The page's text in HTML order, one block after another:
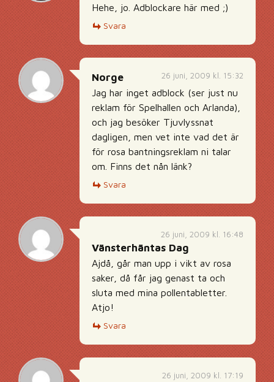
Hehe, jo. Adblockare här med ;)
Svara
26 juni, 2009 kl. 15:32
Norge
Jag har inget adblock (ser just nu
reklam för Spelhallen och Arlanda),
och jag besöker Tjuvlyssnat
dagligen, men vet inte vad det är
för rosa bantningsreklam ni talar
om. Finns det nån länk?
Svara
26 juni, 2009 kl. 16:48
Vänsterhäntas Dag
Ajdå, går man upp i vikt av rosa
saker, då får jag genast ta och
sluta med mina pollentabletter.
Atjo!
Svara
26 juni, 2009 kl. 17:19